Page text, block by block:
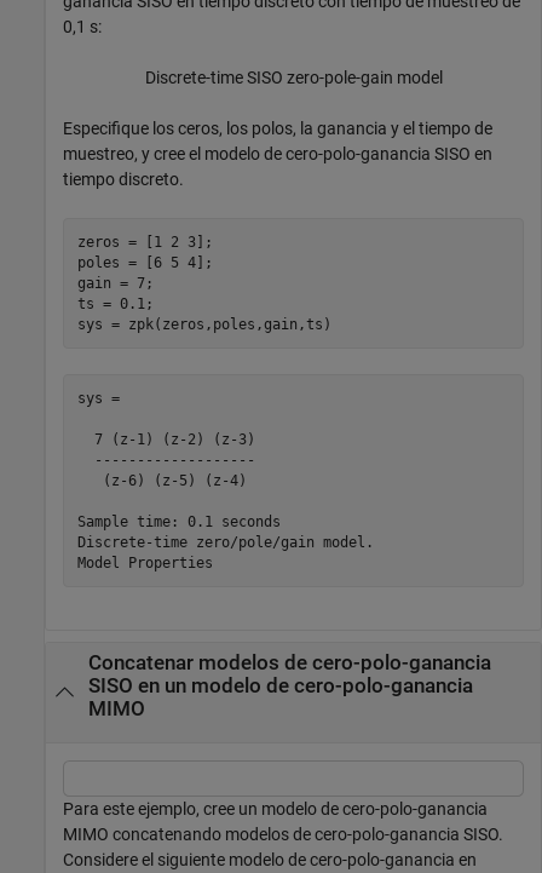
0,1 s:
Discrete-time SISO zero-pole-gain model
Especifique los ceros, los polos, la ganancia y el tiempo de
muestreo, y cree el modelo de cero-polo-ganancia SISO en
tiempo discreto.
zeros = [1 2 3];
poles = [6 5 4];
gain = 7;
ts = 0.1;
sys = zpk(zeros,poles,gain,ts)
sys =
  7 (z-1) (z-2) (z-3)
  -------------------
   (z-6) (z-5) (z-4)
Sample time: 0.1 seconds
Discrete-time zero/pole/gain model.
Concatenar modelos de cero-polo-ganancia
SISO en un modelo de cero-polo-ganancia
MIMO
Para este ejemplo, cree un modelo de cero-polo-ganancia
MIMO concatenando modelos de cero-polo-ganancia SISO.
Considere el siguiente modelo de cero-polo-ganancia en